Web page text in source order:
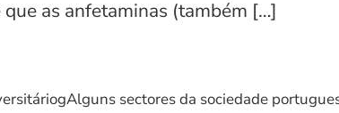
as anfetaminas (também […]
sectores da sociedade